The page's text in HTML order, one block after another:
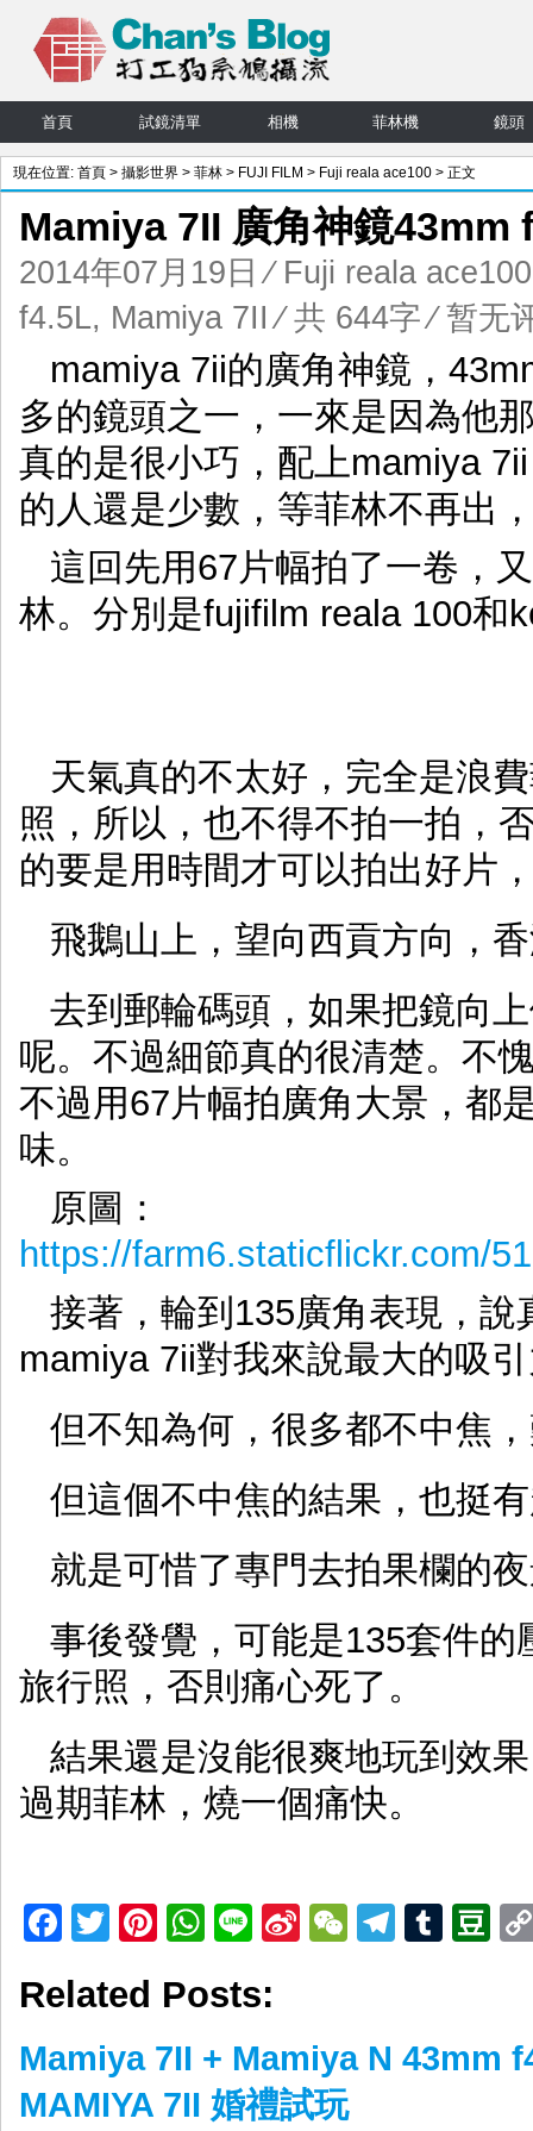
首頁 試鏡清單 相機 菲林機 鏡頭
現在位置: 首頁 > 攝影世界 > 菲林 > FUJI FILM > Fuji reala ace100 > 正文
Mamiya 7II 廣角神鏡43mm
2014年07月19日 ⁄ Fuji reala ace100
f4.5L, Mamiya 7II⁄ 共 644字⁄暂无
mamiya 7ii的廣角神鏡，
多的鏡頭之一，一來是因為他
真的是很小巧，配上mamiya
的人還是少數，等菲林不再出
這回先用67片幅拍了一卷，
林。分別是fujifilm reala 100和
天氣真的不太好，完全是浪
照，所以，也不得不拍一拍，
的要是用時間才可以拍出好片
飛鵝山上，望向西貢方向，
去到郵輪碼頭，如果把鏡向
呢。不過細節真的很清楚。不
不過用67片幅拍廣角大景，都
味。
原圖：
https://farm6.staticflickr.com/
接著，輪到135廣角表現，
mamiya 7ii對我來說最大的吸
但不知為何，很多都不中焦
但這個不中焦的結果，也挺
就是可惜了專門去拍果欄的
事後發覺，可能是135套件
旅行照，否則痛心死了。
結果還是沒能很爽地玩到效
過期菲林，燒一個痛快。
Facebook
TwitterPinterest
WhatsApp
LineSinaWeChat
Related Posts:
Mamiya 7II + Mamiya N 43mm
MAMIYA 7II 婚禮試玩